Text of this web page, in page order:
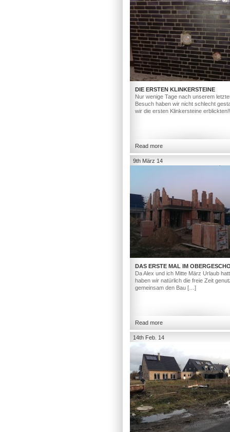
DIE ERSTEN KLINKERSTEINE
Nur wenige Tage nach unserem
Besuch haben wir nicht schlecht
wir die ersten Klinkersteine
Read more
9th März 14
DAS ERSTE MAL IM
Da Alex und ich Mitte März Urlaub
haben wir natürlich die freie Zeit
gemeinsam den Bau […]
Read more
14th Feb. 14